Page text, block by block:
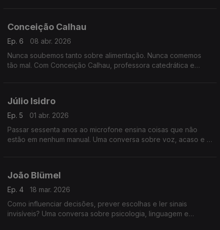
Conceição Calhau
Ep. 6
08 abr. 2026
Nunca soubemos tanto sobre alimentação. Nunca comemos
tão mal. Com Conceição Calhau, professora catedrática e
Júlio Isidro
Ep. 5
01 abr. 2026
Passar sessenta anos ao microfone ensina coisas que não
estão em nenhum manual. Uma conversa sobre voz, acaso e o
João Blümel
Ep. 4
18 mar. 2026
Como influenciar decisões, prever escolhas e ler sinais
invisíveis? Uma conversa sobre psicologia, linguagem e